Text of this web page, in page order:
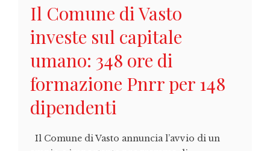
Il Comune di Vasto
investe sul capitale
umano: 348 ore di
formazione Pnrr per 148
dipendenti
Il Comune di Vasto annuncia l’avvio di un